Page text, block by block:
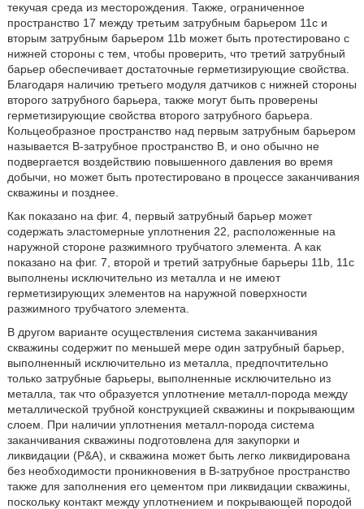
текучая среда из месторождения. Также, ограниченное
пространство 17 между третьим затрубным барьером 11c и
вторым затрубным барьером 11b может быть протестировано с
нижней стороны с тем, чтобы проверить, что третий затрубный
барьер обеспечивает достаточные герметизирующие свойства.
Благодаря наличию третьего модуля датчиков с нижней стороны
второго затрубного барьера, также могут быть проверены
герметизирующие свойства второго затрубного барьера.
Кольцеобразное пространство над первым затрубным барьером
называется B-затрубное пространство B, и оно обычно не
подвергается воздействию повышенного давления во время
добычи, но может быть протестировано в процессе заканчивания
скважины и позднее.
Как показано на фиг. 4, первый затрубный барьер может
содержать эластомерные уплотнения 22, расположенные на
наружной стороне разжимного трубчатого элемента. А как
показано на фиг. 7, второй и третий затрубные барьеры 11b, 11c
выполнены исключительно из металла и не имеют
герметизирующих элементов на наружной поверхности
разжимного трубчатого элемента.
В другом варианте осуществления система заканчивания
скважины содержит по меньшей мере один затрубный барьер,
выполненный исключительно из металла, предпочтительно
только затрубные барьеры, выполненные исключительно из
металла, так что образуется уплотнение металл-порода между
металлической трубной конструкцией скважины и покрывающим
слоем. При наличии уплотнения металл-порода система
заканчивания скважины подготовлена для закупорки и
ликвидации (P&A), и скважина может быть легко ликвидирована
без необходимости проникновения в B-затрубное пространство
также для заполнения его цементом при ликвидации скважины,
поскольку контакт между уплотнением и покрывающей породой